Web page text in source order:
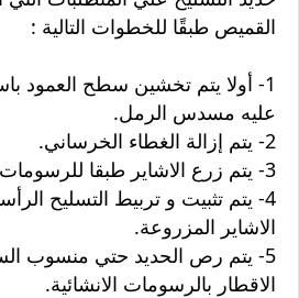
القميص طبقًا للخطوات التالية :
1- أولا يتم تخشين سطح العمود
عليه مسدس الرمل.
2- يتم إزالة الغطاء الخرساني.
3- يتم زرع الاشاير طبقا للرسومات الانشائية.
4- يتم تثبيت و تربيط التسليح
الاشاير المزروعة.
5- يتم رص الحديد حتي منسوب
الاقطار بالرسومات الانشائية.